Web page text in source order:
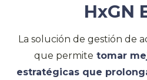
HxGN
La solución de gestión de
que permite tomar
estratégicas que